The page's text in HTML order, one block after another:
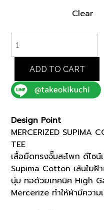
Clear
MERCERIZED
SUPIMA
COTTON
HI-
GAUGE
POCKET
(K8133302)
quantity
ADD TO CART
Design Point
MERCERIZED SUPIMA
TEE
เสื้อยืดทรงจั๊มสะโพก ดีไซ
Supima Cotton เส้นใยฝ้
นุ่ม ทอด้วยเทคนิค High
Mercerize ทำให้ผ้ามีควา